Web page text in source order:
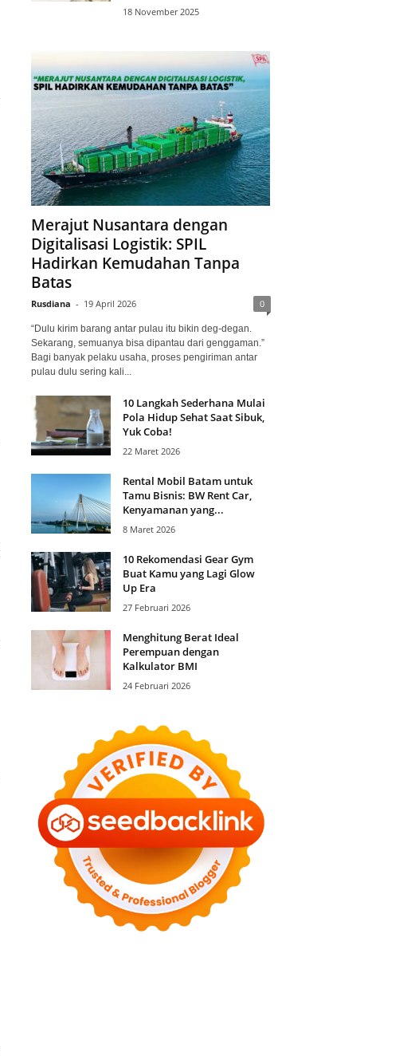
18 November 2025
Merajut Nusantara dengan
Digitalisasi Logistik: SPIL
Hadirkan Kemudahan Tanpa
Batas
Rusdiana - 19 April 2026 0
“Dulu kirim barang antar pulau itu bikin deg-degan.
Sekarang, semuanya bisa dipantau dari genggaman.”
Bagi banyak pelaku usaha, proses pengiriman antar
pulau dulu sering kali...
10 Langkah Sederhana Mulai
Pola Hidup Sehat Saat Sibuk,
Yuk Coba!
22 Maret 2026
Rental Mobil Batam untuk
Tamu Bisnis: BW Rent Car,
Kenyamanan yang...
8 Maret 2026
10 Rekomendasi Gear Gym
Buat Kamu yang Lagi Glow
Up Era
27 Februari 2026
Menghitung Berat Ideal
Perempuan dengan
Kalkulator BMI
24 Februari 2026